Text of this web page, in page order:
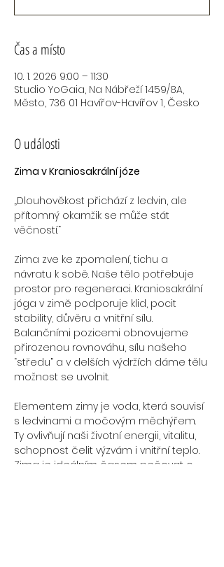
Čas a místo
10. 1. 2026 9:00 – 11:30
Studio YoGaia, Na Nábřeží 1459/8A,
Město, 736 01 Havířov-Havířov 1, Česko
O události
Zima v Kraniosakrální józe
„Dlouhověkost přichází z ledvin, ale
přítomný okamžik se může stát
věčností.“
Zima zve ke zpomalení, tichu a
návratu k sobě. Naše tělo potřebuje
prostor pro regeneraci. Kraniosakrální
jóga v zimě podporuje klid, pocit
stability, důvěru a vnitřní sílu.
Balančními pozicemi obnovujeme
přirozenou rovnováhu, sílu našeho
“středu” a v delších výdržích dáme tělu
možnost se uvolnit.
Elementem zimy je voda, která souvisí
s ledvinami a močovým měchýřem.
Ty ovlivňují naši životní energii, vitalitu,
schopnost čelit výzvám i vnitřní teplo.
Zima je ideálním časem pečovat o